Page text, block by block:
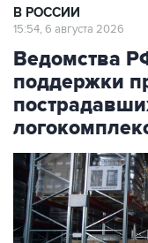
В РОССИИ
15:54, 6 августа 2026
Ведомства
поддержки